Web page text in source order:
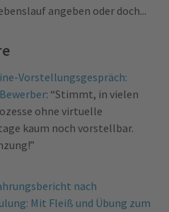
angeben oder doch...
Vorstellungsgespräch:
: “Stimmt, in vielen
ohne virtuelle
kaum noch vorstellbar.
”
nach
Mit Fleiß und Übung zum